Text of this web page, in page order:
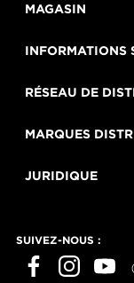
MAGASIN
INFORMATIONS
RÉSEAU DE
MARQUES
JURIDIQUE
SUIVEZ-NOUS :